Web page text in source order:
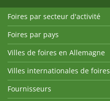
Foires par secteur d'activité
Foires par pays
Villes de foires en Allemagne
Villes internationales de foires
Fournisseurs